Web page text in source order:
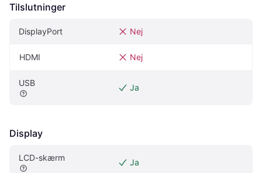
Tilslutninger
DisplayPort Nej
HDMI Nej
USB Ja
Display
LCD-skærm Ja